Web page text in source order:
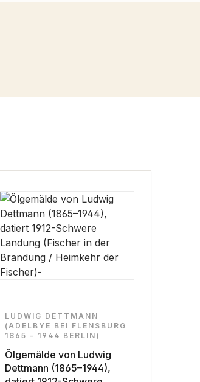
LUDWIG DETTMANN
(ADELBYE BEI FLENSBURG
1865 – 1944 BERLIN)
Ölgemälde von Ludwig
Dettmann (1865–1944),